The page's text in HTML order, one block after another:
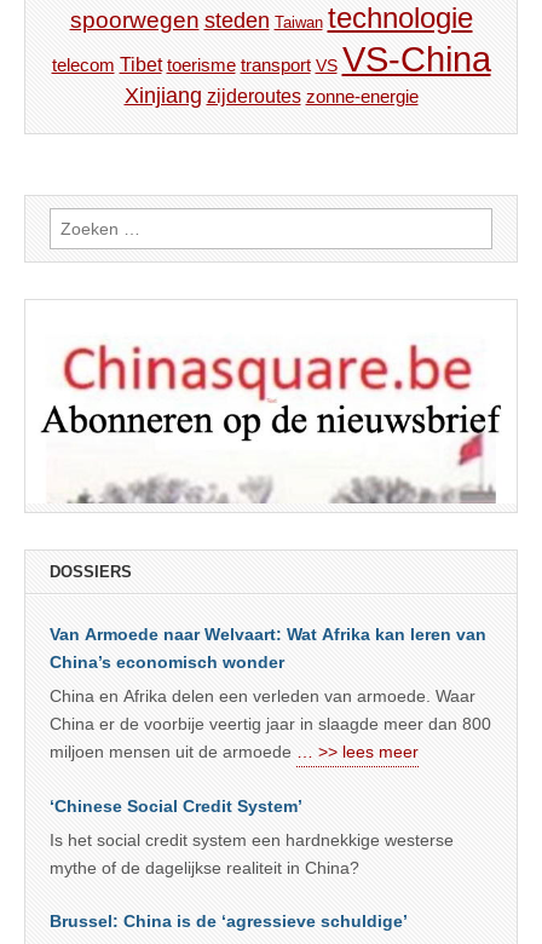
spoorwegen steden Taiwan technologie
telecom Tibet toerisme transport VS VS-China
Xinjiang zijderoutes zonne-energie
Zoeken
naar:
DOSSIERS
Van Armoede naar Welvaart: Wat Afrika kan leren van
China’s economisch wonder
China en Afrika delen een verleden van armoede. Waar
China er de voorbije veertig jaar in slaagde meer dan 800
miljoen mensen uit de armoede
… >> lees meer
‘Chinese Social Credit System’
Is het social credit system een hardnekkige westerse
mythe of de dagelijkse realiteit in China?
Brussel: China is de ‘agressieve schuldige’